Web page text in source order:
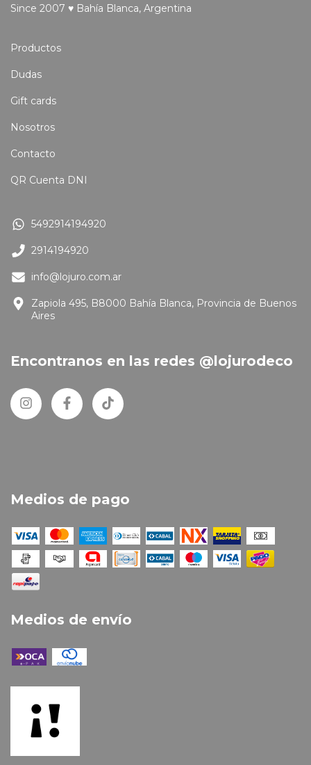
Since 2007 ♥ Bahía Blanca, Argentina
Productos
Dudas
Gift cards
Nosotros
Contacto
QR Cuenta DNI
5492914194920
2914194920
info@lojuro.com.ar
Zapiola 495, B8000 Bahía Blanca, Provincia de Buenos
Aires
Encontranos en las redes @lojurodeco
Medios de pago
Medios de envío